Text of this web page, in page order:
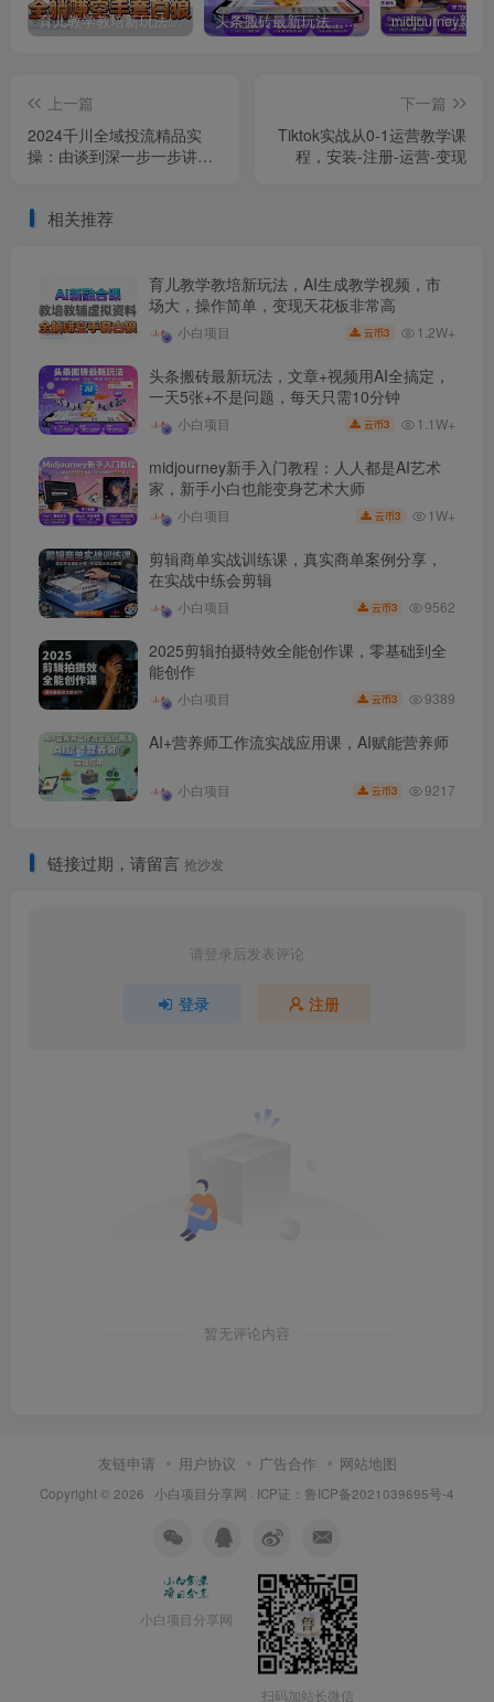
育儿教学教培新玩法，AI生成教学视频，市场大，操作简单，变现天花板非常高 头条搬砖最新玩法，文章+视频用AI全搞定，一天5张+不是问题，每天只需10分钟
上一篇
2024千川全域投流精品实
操：由谈到深一步一步讲
下一篇
Tiktok实战从0-1运营教学课
程，安装-注册-运营-变现
相关推荐
育儿教学教培新玩法，AI生成教学视频，市
场大，操作简单，变现天花板非常高
小白项目 云币3 1.2W+
头条搬砖最新玩法，文章+视频用AI全搞定，
一天5张+不是问题，每天只需10分钟
小白项目 云币3 1.1W+
midjourney新手入门教程：人人都是AI艺术
家，新手小白也能变身艺术大师
小白项目 云币3 1W+
剪辑商单实战训练课，真实商单案例分享，
在实战中练会剪辑
小白项目 云币3 9562
2025剪辑拍摄特效全能创作课，零基础到全
能创作
小白项目 云币3 9389
AI+营养师工作流实战应用课，AI赋能营养师
小白项目 云币3 9217
链接过期，请留言 抢沙发
请登录后发表评论
登录 注册
暂无评论内容
友链申请 用户协议 广告合作 网站地图
Copyright © 2026 · 小白项目分享网 · ICP证： 鲁ICP备2021039695号-4
小白项目分享网
扫码加站长微信